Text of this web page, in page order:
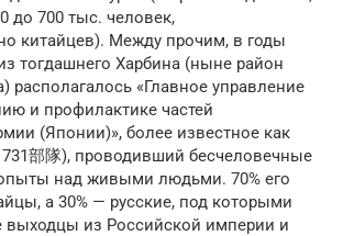
до 700 тыс. человек,
китайцев). Между прочим, в годы
тогдашнего Харбина (ныне район
располагалось «Главное управление
и профилактике частей
(Японии)», более известное как
731部隊), проводивший бесчеловечные
над живыми людьми. 70% его
а 30% — русские, под которыми
выходцы из Российской империи и